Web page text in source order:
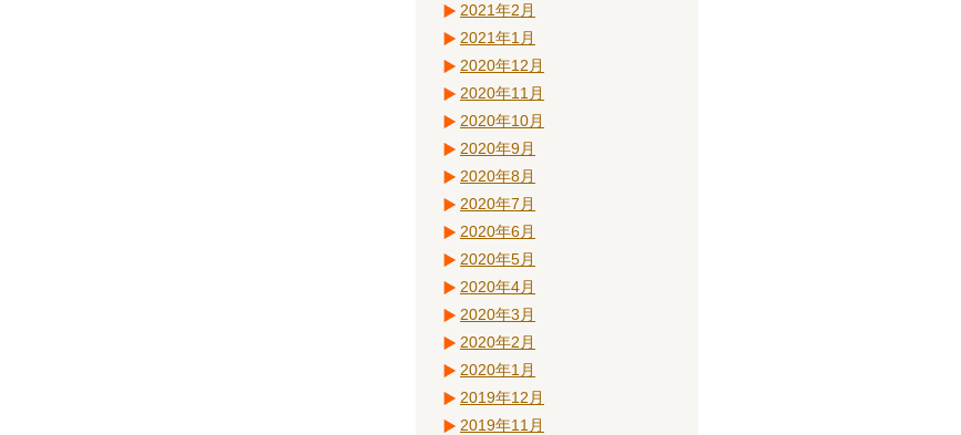
2021年2月
2021年1月
2020年12月
2020年11月
2020年10月
2020年9月
2020年8月
2020年7月
2020年6月
2020年5月
2020年4月
2020年3月
2020年2月
2020年1月
2019年12月
2019年11月